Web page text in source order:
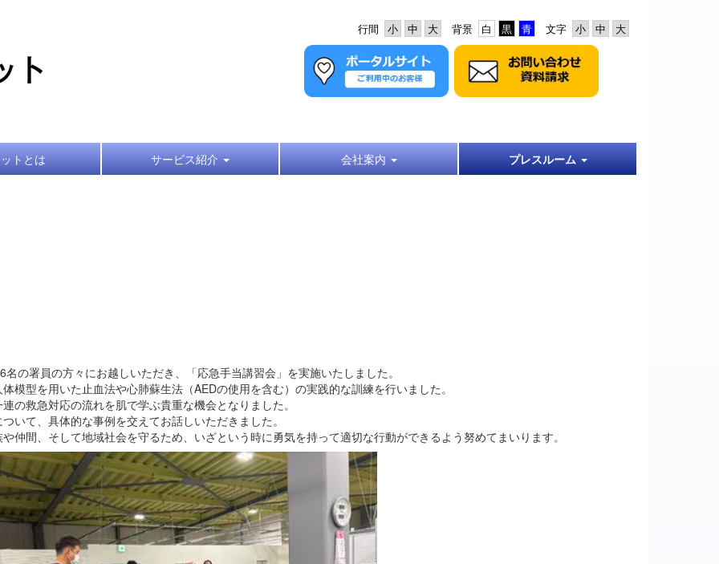
文字
背景
行間
トとは サービス紹介 会社案内 プレスルーム
の署員の方々にお越しいただき、「応急手当講習会」を実施いたしました。
模型を用いた止血法や心肺蘇生法（AEDの使用を含む）の実践的な訓練を行いました。
の救急対応の流れを肌で学ぶ貴重な機会となりました。
いて、具体的な事例を交えてお話しいただきました。
仲間、そして地域社会を守るため、いざという時に勇気を持って適切な行動ができるよう努めてまいります。